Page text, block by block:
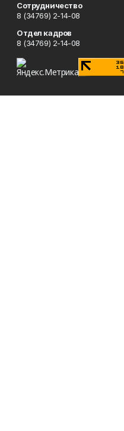
Сотрудничество
8 (34769) 2-14-08
Отдел кадров
8 (34769) 2-14-08